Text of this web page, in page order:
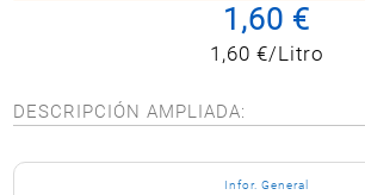
1,60 €
1,60 €/Litro
DESCRIPCIÓN AMPLIADA:
Infor. General